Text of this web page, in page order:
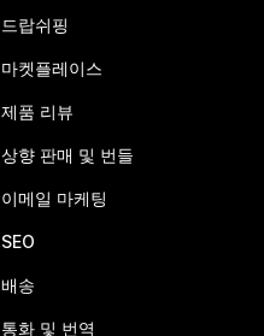
드랍쉬핑
마켓플레이스
제품 리뷰
상향 판매 및 번들
이메일 마케팅
SEO
배송
통화 및 번역